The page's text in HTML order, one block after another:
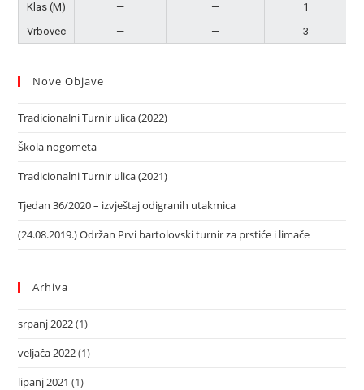
Klas (M) — — 1
Vrbovec
— — 3
Nove Objave
Tradicionalni Turnir ulica (2022)
Škola nogometa
Tradicionalni Turnir ulica (2021)
Tjedan 36/2020 – izvještaj odigranih utakmica
(24.08.2019.) Održan Prvi bartolovski turnir za prstiće i limače
Arhiva
srpanj 2022(1)
veljača 2022(1)
lipanj 2021 (1)